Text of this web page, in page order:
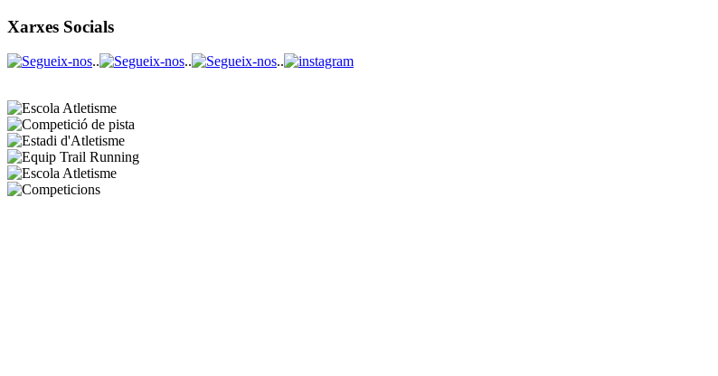
Xarxes Socials
.. .. ..